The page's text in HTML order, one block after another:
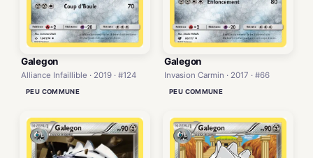
Galegon
Alliance Infaillible · 2019 · #124
PEU COMMUNE
Galegon
Invasion Carmin · 2017 · #66
PEU COMMUNE